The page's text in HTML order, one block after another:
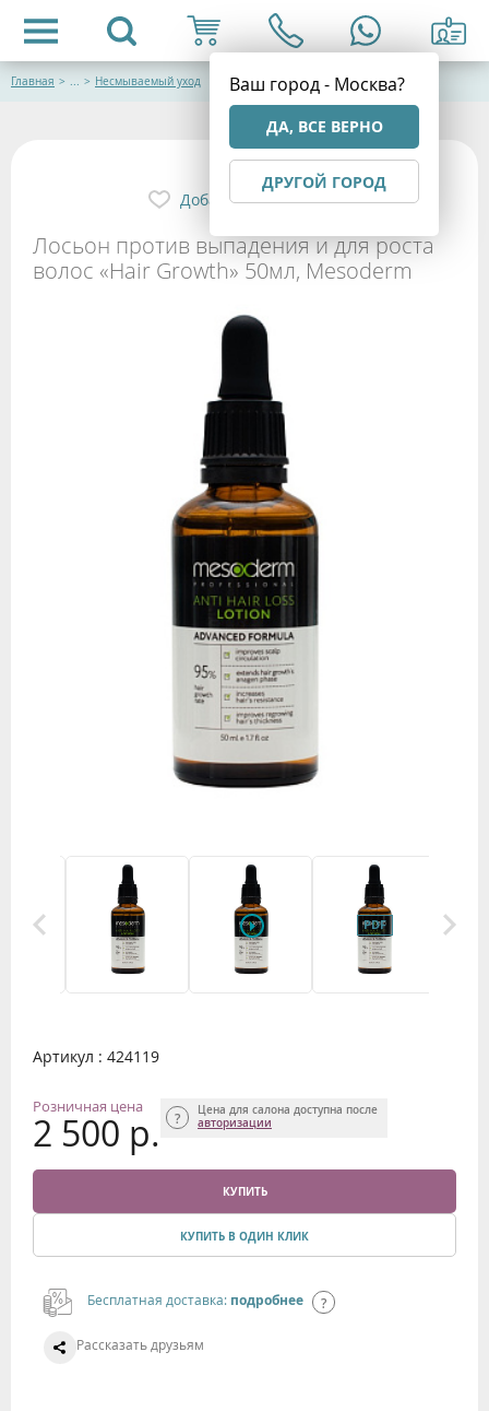
Ваш город - Москва?
ДА, ВСЕ ВЕРНО
ДРУГОЙ ГОРОД
Главная > ... > Несмываемый уход
Лосьон против выпадения и для роста
волос «Hair Growth» 50мл, Mesoderm
Добавить в избранное
Артикул : 424119
Розничная цена
2 500 р.
Цена для салона доступна после
авторизации
КУПИТЬ
КУПИТЬ В ОДИН КЛИК
Бесплатная доставка: подробнее
Рассказать друзьям